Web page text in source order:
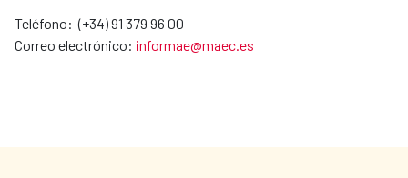
Teléfono: (+34) 91 379 96 00
Correo electrónico: informae@maec.es